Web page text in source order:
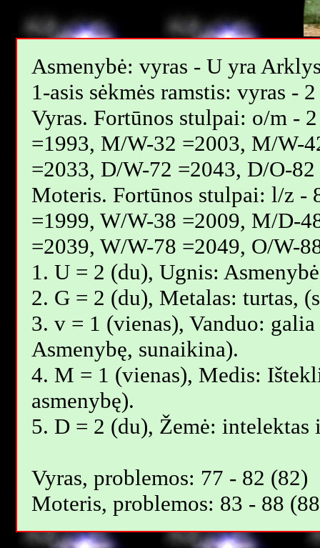
Asmenybė: vyras - U yra
1-asis sėkmės ramstis: vyras -
Vyras. Fortūnos stulpai: o/m -
=1993, M/W-32 =2003, M/W-
=2033, D/W-72 =2043, D/O-
Moteris. Fortūnos stulpai: l/z -
=1999, W/W-38 =2009, M/D-
=2039, W/W-78 =2049, O/W-
1. U = 2 (du), Ugnis:
2. G = 2 (du), Metalas: turtas,
3. v = 1 (vienas), Vanduo:
Asmenybę, sunaikina).
4. M = 1 (vienas), Medis:
asmenybę).
5. D = 2 (du), Žemė:
Vyras, problemos: 77 - 82 (82)
Moteris, problemos: 83 - 88